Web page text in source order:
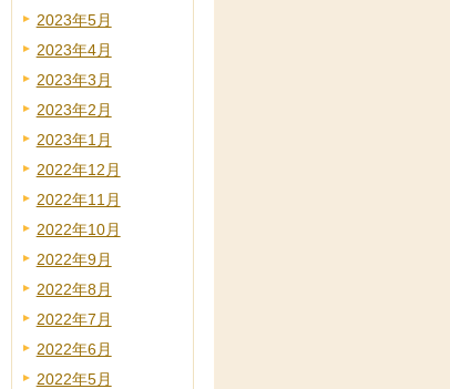
2023年5月
2023年4月
2023年3月
2023年2月
2023年1月
2022年12月
2022年11月
2022年10月
2022年9月
2022年8月
2022年7月
2022年6月
2022年5月